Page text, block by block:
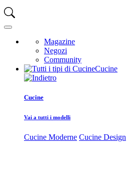
Magazine
Negozi
Community
Cucine
Cucine
Vai a tutti i modelli
Cucine Moderne Cucine Design